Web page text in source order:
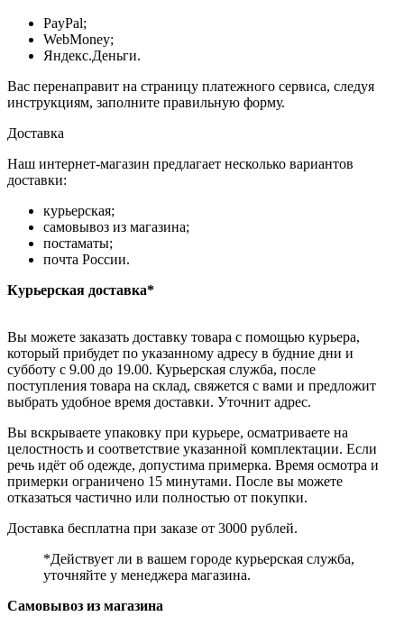
PayPal;
WebMoney;
Яндекс.Деньги.
Вас перенаправит на страницу платежного сервиса, следуя
инструкциям, заполните правильную форму.
Доставка
Наш интернет-магазин предлагает несколько вариантов
доставки:
курьерская;
самовывоз из магазина;
постаматы;
почта России.
Курьерская доставка*
Вы можете заказать доставку товара с помощью курьера,
который прибудет по указанному адресу в будние дни и
субботу с 9.00 до 19.00. Курьерская служба, после
поступления товара на склад, свяжется с вами и предложит
выбрать удобное время доставки. Уточнит адрес.
Вы вскрываете упаковку при курьере, осматриваете на
целостность и соответствие указанной комплектации. Если
речь идёт об одежде, допустима примерка. Время осмотра и
примерки ограничено 15 минутами. После вы можете
отказаться частично или полностью от покупки.
Доставка бесплатна при заказе от 3000 рублей.
*Действует ли в вашем городе курьерская служба,
уточняйте у менеджера магазина.
Самовывоз из магазина